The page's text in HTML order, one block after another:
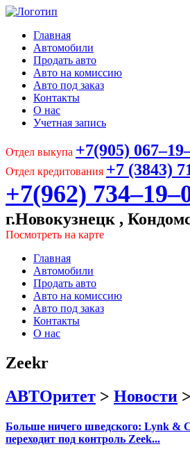
Главная
Автомобили
Продать авто
Авто на комиссию
Авто под заказ
Контакты
О нас
Учетная запись
Отдел выкупа +7(905)
Отдел кредитования +7 (3843)
+7(962)
г.Новокузнецк ,
Посмотреть на карте
Главная
Автомобили
Продать авто
Авто на комиссию
Авто под заказ
Контакты
О нас
Zeekr
АВТОритет > Новости >
Больше ничего шведского: Lynk &
переходит под контроль Zeek...